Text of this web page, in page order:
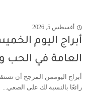
أغسطس 5, 2026
العامة في الحب
أبراج اليوممن المرجح أن
رائعًا بالنسبة لك على الصعي...